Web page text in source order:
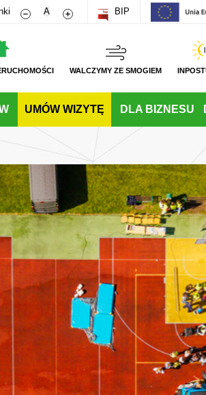
Zmniejsz rozmiar czcionki
A Zwiększ rozmiar czcionki
BIP
WALCZYMY ZE SMOGIEM
UMÓW WIZYTĘ DLA BIZNESU